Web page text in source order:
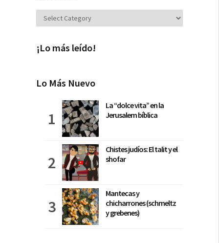
Secciones
¡Lo más leído!
Lo Más Nuevo
La “dolce vita” en la
Jerusalem bíblica
Chistes judíos: El talit y el
shofar
Mantecas y
chicharrones (schmeltz
y grebenes)